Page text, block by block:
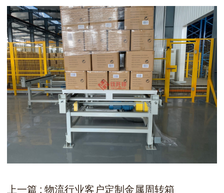
上一篇 : 物流行业客户定制金属周转箱